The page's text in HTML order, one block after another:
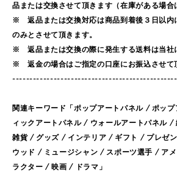
品または交換させて頂きます（在庫がある場合
※ 返品または交換対応は商品到着後３日以内
のみとさせて頂きます。
※ 返品または交換の際に発生する送料は当社
※ 返金の場合はご指定の口座にお振込させて
関連キーワード「ポップアートパネル / ポッ
ィックアートパネル / ウォールアートパネル
雑貨 / グッズ / インテリア / ギフト / プレゼ
ウッド / ミュージシャン / スポーツ選手 / ア
ラクター / 映画 / ドラマ」